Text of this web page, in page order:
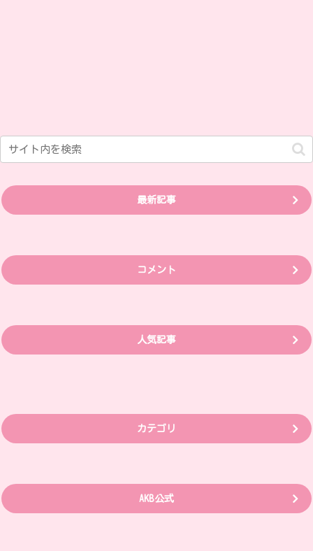
最新記事
コメント
人気記事
カテゴリ
AKB公式